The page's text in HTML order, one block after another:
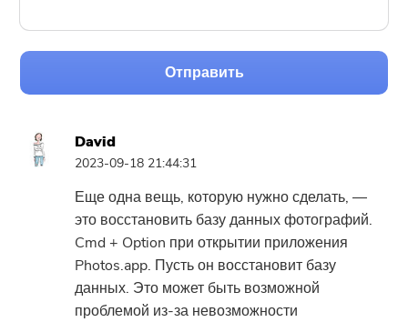
Отправить
David
2023-09-18 21:44:31
Еще одна вещь, которую нужно сделать, —
это восстановить базу данных фотографий.
Cmd + Option при открытии приложения
Photos.app. Пусть он восстановит базу
данных. Это может быть возможной
проблемой из-за невозможности